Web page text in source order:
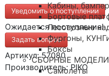
Кабины,
Бортовые
Лесовозные
Фургоны,
Боксы
СБОРНЫЕ МОДЕЛИ
Самолеты
Уведомить о поступлении
Ожидается поступление!
Задать вопрос
Артикул: 57080
Производитель: PIKO